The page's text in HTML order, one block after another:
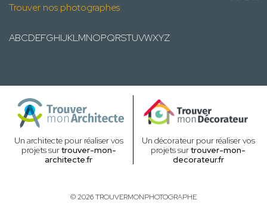
Trouver nos photographes
ABCDEFGHIJKLMNOPQRSTUVWXYZ
Un architecte pour réaliser vos
projets surtrouver-mon-
architecte.fr
Un décorateur pour réaliser vos
projets surtrouver-mon-
decorateur.fr
© 2026 TROUVERMONPHOTOGRAPHE